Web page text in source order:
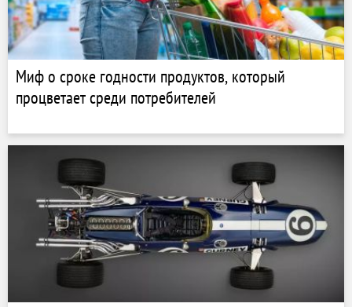
Миф о сроке годности продуктов, который
процветает среди потребителей